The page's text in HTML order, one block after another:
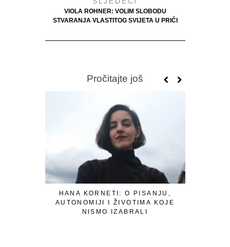
VIOLA ROHNER: VOLIM SLOBODU
STVARANJA VLASTITOG SVIJETA U PRIČI
Pročitajte još
HANA KORNETI: O PISANJU,
AUTONOMIJI I ŽIVOTIMA KOJE
NISMO IZABRALI